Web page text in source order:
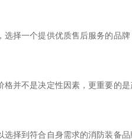
择一个提供优质售后服务的品牌
并不是决定性因素，更重要的
择到符合自身需求的消防装备